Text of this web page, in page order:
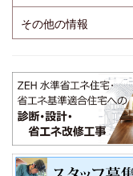
その他の情報